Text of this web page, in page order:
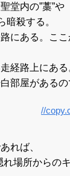
堂内の”藁”や
暗殺する。
にある。ここ
経路上にある
部屋がある
れば、
場所からのキ